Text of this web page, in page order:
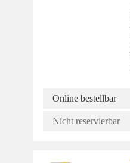
Online bestellbar
Nicht reservierbar